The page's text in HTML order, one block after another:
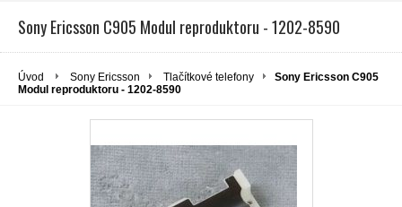
Sony Ericsson C905 Modul reproduktoru - 1202-8590
Úvod Sony Ericsson Tlačítkové telefony
Sony Ericsson C905
Modul reproduktoru - 1202-8590